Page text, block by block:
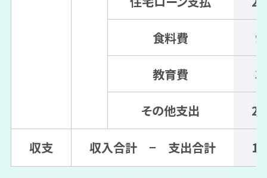
食料費
教育費
その他支出
収支 収入合計 − 支出合計